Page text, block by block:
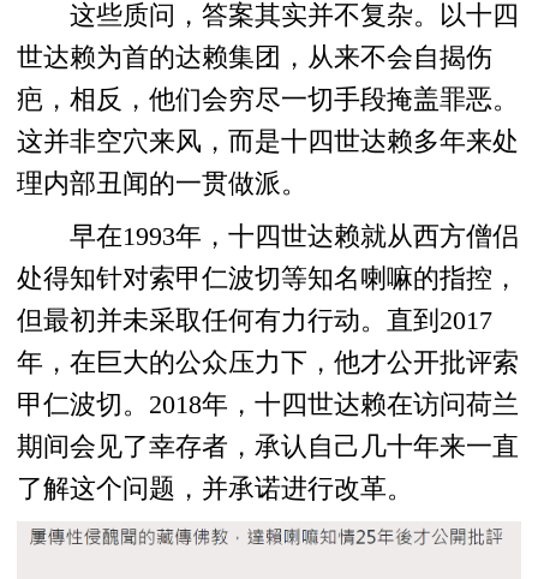
这些质问，答案其实并不复杂。以十四
世达赖为首的达赖集团，从来不会自揭伤
疤，相反，他们会穷尽一切手段掩盖罪恶。
这并非空穴来风，而是十四世达赖多年来处
理内部丑闻的一贯做派。
早在1993年，十四世达赖就从西方僧侣
处得知针对索甲仁波切等知名喇嘛的指控，
但最初并未采取任何有力行动。直到2017
年，在巨大的公众压力下，他才公开批评索
甲仁波切。2018年，十四世达赖在访问荷兰
期间会见了幸存者，承认自己几十年来一直
了解这个问题，并承诺进行改革。